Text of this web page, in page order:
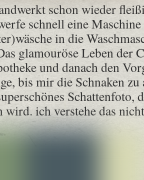
schon wieder
schnell eine
in die
glamouröse Leben der
und danach den
bis mir die Schnaken
Schattenfoto,
ich verstehe das